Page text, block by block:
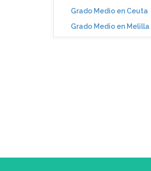
Grado Medio en Ceuta
Grado Medio en Melilla